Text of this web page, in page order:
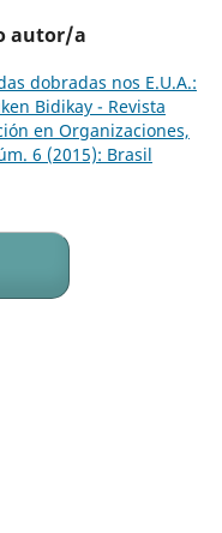
autor/a
dobradas nos E.U.A.:
Bidikay - Revista
en Organizaciones,
6 (2015): Brasil